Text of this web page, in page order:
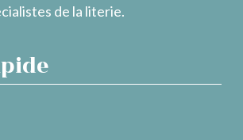
de la literie.